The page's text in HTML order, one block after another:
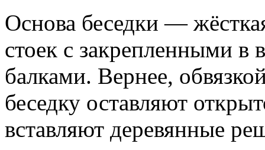
Основа беседки —
стоек с закрепленными в
балками. Вернее,
беседку оставляют
вставляют деревянные